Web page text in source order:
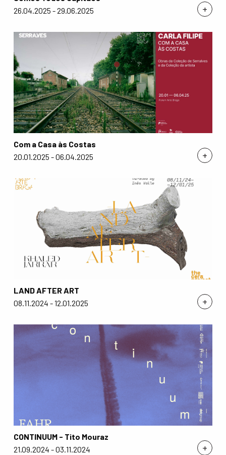
+
26.04.2025 - 29.06.2025
+
Com a Casa às Costas
20.01.2025 - 06.04.2025
+
LAND AFTER ART
08.11.2024 - 12.01.2025
+
CONTINUUM - Tito Mouraz
21.09.2024 - 03.11.2024